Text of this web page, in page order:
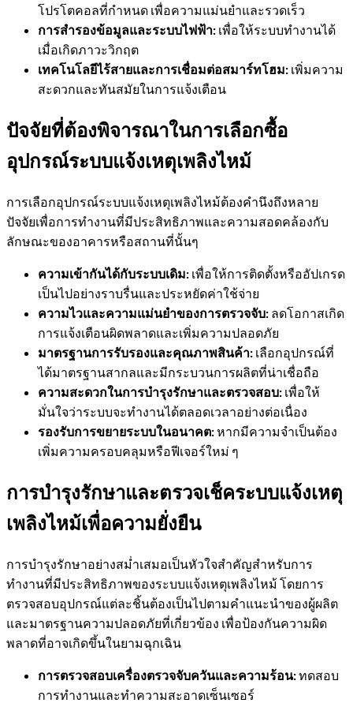
โปรโตคอลที่กำหนด เพื่อความแม่นยำและรวดเร็ว
การสำรองข้อมูลและระบบไฟฟ้า: เพื่อให้ระบบทำงานได้
เมื่อเกิดภาวะวิกฤต
เทคโนโลยีไร้สายและการเชื่อมต่อสมาร์ทโฮม: เพิ่มความ
สะดวกและทันสมัยในการแจ้งเตือน
ปัจจัยที่ต้องพิจารณาในการเลือกซื้อ
อุปกรณ์ระบบแจ้งเหตุเพลิงไหม้
การเลือกอุปกรณ์ระบบแจ้งเหตุเพลิงไหม้ต้องคำนึงถึงหลาย
ปัจจัยเพื่อการทำงานที่มีประสิทธิภาพและความสอดคล้องกับ
ลักษณะของอาคารหรือสถานที่นั้นๆ
ความเข้ากันได้กับระบบเดิม: เพื่อให้การติดตั้งหรืออัปเกรด
เป็นไปอย่างราบรื่นและประหยัดค่าใช้จ่าย
ความไวและความแม่นยำของการตรวจจับ: ลดโอกาสเกิด
การแจ้งเตือนผิดพลาดและเพิ่มความปลอดภัย
มาตรฐานการรับรองและคุณภาพสินค้า: เลือกอุปกรณ์ที่
ได้มาตรฐานสากลและมีกระบวนการผลิตที่น่าเชื่อถือ
ความสะดวกในการบำรุงรักษาและตรวจสอบ: เพื่อให้
มั่นใจว่าระบบจะทำงานได้ตลอดเวลาอย่างต่อเนื่อง
รองรับการขยายระบบในอนาคต:หากมีความจำเป็นต้อง
เพิ่มความครอบคลุมหรือฟีเจอร์ใหม่ ๆ
การบำรุงรักษาและตรวจเช็คระบบแจ้งเหตุ
เพลิงไหม้เพื่อความยั่งยืน
การบำรุงรักษาอย่างสม่ำเสมอเป็นหัวใจสำคัญสำหรับการ
ทำงานที่มีประสิทธิภาพของระบบแจ้งเหตุเพลิงไหม้ โดยการ
ตรวจสอบอุปกรณ์แต่ละชิ้นต้องเป็นไปตามคำแนะนำของผู้ผลิต
และมาตรฐานความปลอดภัยที่เกี่ยวข้อง เพื่อป้องกันความผิด
พลาดที่อาจเกิดขึ้นในยามฉุกเฉิน
การตรวจสอบเครื่องตรวจจับควันและความร้อน:ทดสอบ
การทำงานและทำความสะอาดเซ็นเซอร์